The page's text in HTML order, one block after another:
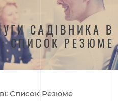
САДІВНИКА В
СПИСОК РЕЗЮМЕ
Список Резюме